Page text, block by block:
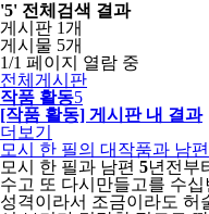
'5' 전체검색 결과
게시판 1개
게시물 5개
1/1 페이지 열람 중
전체게시판
작품 활동5
[작품 활동] 게시판 내 결과
더보기
모시 한 필의 대작품과 남편
모시 한 필과 남편 5년전부
수고 또 다시만들고를 수
성격이라서 조금이라도 허